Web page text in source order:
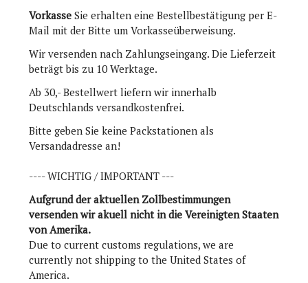
Vorkasse Sie erhalten eine Bestellbestätigung per E-
Mail mit der Bitte um Vorkasseüberweisung.
Wir versenden nach Zahlungseingang. Die Lieferzeit
beträgt bis zu 10 Werktage.
Ab 30,- Bestellwert liefern wir innerhalb
Deutschlands versandkostenfrei.
Bitte geben Sie keine Packstationen als
Versandadresse an!
---- WICHTIG / IMPORTANT ---
Aufgrund der aktuellen Zollbestimmungen
versenden wir akuell nicht in die Vereinigten Staaten
von Amerika.
Due to current customs regulations, we are
currently not shipping to the United States of
America.